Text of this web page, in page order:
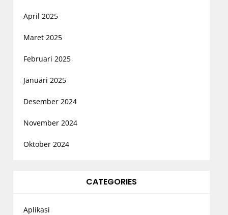
April 2025
Maret 2025
Februari 2025
Januari 2025
Desember 2024
November 2024
Oktober 2024
CATEGORIES
Aplikasi